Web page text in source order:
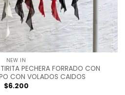
NEW IN
PECHERA FORRADO CON
CON VOLADOS CAIDOS
$6.200